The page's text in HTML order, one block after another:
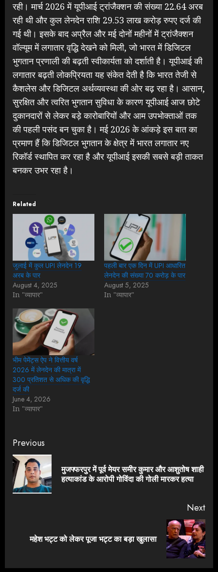
रही। मार्च 2026 में यूपीआई ट्रांजैक्शन की संख्या 22.64 अरब
रही थी और कुल लेनदेन राशि 29.53 लाख करोड़ रुपए दर्ज की
गई थी। इसके बाद अप्रैल और मई दोनों महीनों में ट्रांजैक्शन
वॉल्यूम में लगातार वृद्धि देखने को मिली, जो भारत में डिजिटल
भुगतान प्रणाली की बढ़ती स्वीकार्यता को दर्शाती है। यूपीआई की
लगातार बढ़ती लोकप्रियता यह संकेत देती है कि भारत तेजी से
कैशलेस और डिजिटल अर्थव्यवस्था की ओर बढ़ रहा है। आसान,
सुरक्षित और त्वरित भुगतान सुविधा के कारण यूपीआई आज छोटे
दुकानदारों से लेकर बड़े कारोबारियों और आम उपभोक्ताओं तक
की पहली पसंद बन चुका है। मई 2026 के आंकड़े इस बात का
प्रमाण हैं कि डिजिटल भुगतान के क्षेत्र में भारत लगातार नए
रिकॉर्ड स्थापित कर रहा है और यूपीआई इसकी सबसे बड़ी ताकत
बनकर उभर रहा है।
Related
जुलाई में कुल UPI लेनदेन 19
अरब के पार
August 4, 2025
In "व्यापार"
पहली बार एक दिन में UPI आधारित
लेनदेन की संख्या 70 करोड़ के पार
August 5, 2025
In "व्यापार"
भीम पेमेंट्स ऐप ने वित्तीय वर्ष
2026 में लेनदेन की मात्रा में
300 प्रतिशत से अधिक की वृद्धि
दर्ज की
June 4, 2026
In "व्यापार"
Continue
Reading
Previous
मुजफ्फरपुर में पूर्व मेयर समीर कुमार और आशुतोष शाही
हत्याकांड के आरोपी गोविंदा की गोली मारकर हत्या
Next
Nextमहेश भट्ट को लेकर पूजा भट्ट का बड़ा खुलासा